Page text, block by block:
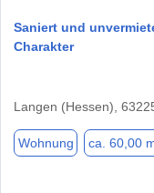
Saniert und
Charakter
Langen (Hessen),
Wohnung ca. 60,00